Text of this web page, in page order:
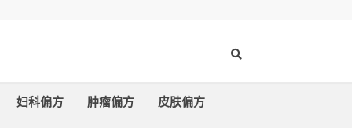
妇科偏方 肿瘤偏方 皮肤偏方